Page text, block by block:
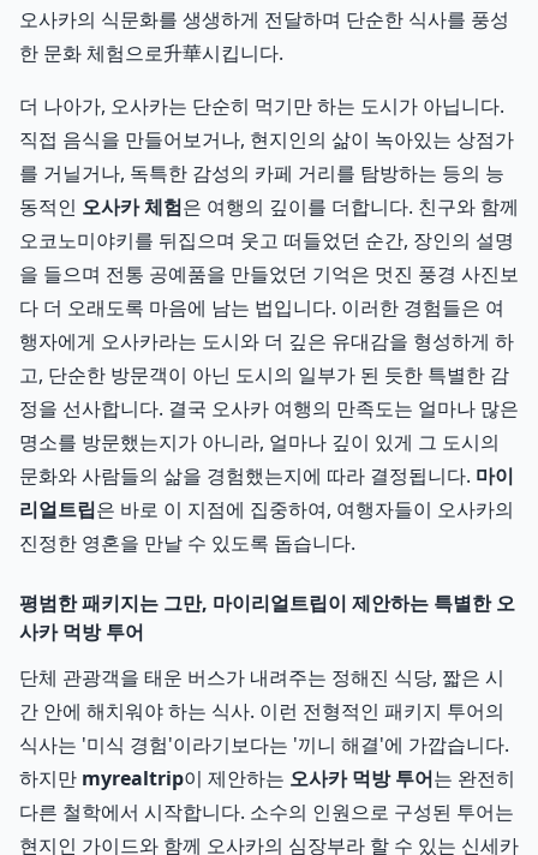
오사카의 식문화를 생생하게 전달하며 단순한 식사를 풍성
한 문화 체험으로升華시킵니다.
더 나아가, 오사카는 단순히 먹기만 하는 도시가 아닙니다.
직접 음식을 만들어보거나, 현지인의 삶이 녹아있는 상점가
를 거닐거나, 독특한 감성의 카페 거리를 탐방하는 등의 능
동적인 오사카 체험은 여행의 깊이를 더합니다. 친구와 함께
오코노미야키를 뒤집으며 웃고 떠들었던 순간, 장인의 설명
을 들으며 전통 공예품을 만들었던 기억은 멋진 풍경 사진보
다 더 오래도록 마음에 남는 법입니다. 이러한 경험들은 여
행자에게 오사카라는 도시와 더 깊은 유대감을 형성하게 하
고, 단순한 방문객이 아닌 도시의 일부가 된 듯한 특별한 감
정을 선사합니다. 결국 오사카 여행의 만족도는 얼마나 많은
명소를 방문했는지가 아니라, 얼마나 깊이 있게 그 도시의
문화와 사람들의 삶을 경험했는지에 따라 결정됩니다. 마이
리얼트립은 바로 이 지점에 집중하여, 여행자들이 오사카의
진정한 영혼을 만날 수 있도록 돕습니다.
평범한 패키지는 그만, 마이리얼트립이 제안하는 특별한 오
사카 먹방 투어
단체 관광객을 태운 버스가 내려주는 정해진 식당, 짧은 시
간 안에 해치워야 하는 식사. 이런 전형적인 패키지 투어의
식사는 '미식 경험'이라기보다는 '끼니 해결'에 가깝습니다.
하지만 myrealtrip이 제안하는 오사카 먹방 투어는 완전히
다른 철학에서 시작합니다. 소수의 인원으로 구성된 투어는
현지인 가이드와 함께 오사카의 심장부라 할 수 있는 신세카